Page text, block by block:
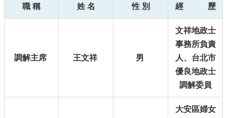
個
保
職 稱 姓 名 性 別 經 歷
調解主席 王文祥 男
文祥地政士
事務所負責
人、 台北市
優良地政士
調解委員
大安區婦女